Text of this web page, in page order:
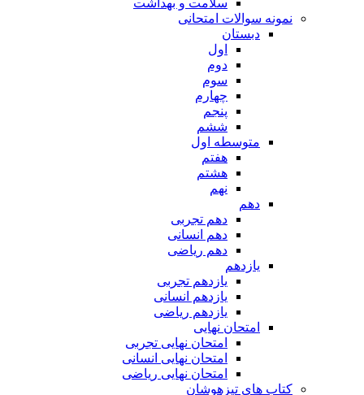
سلامت و بهداشت
نمونه سوالات امتحانی
دبستان
اول
دوم
سوم
چهارم
پنجم
ششم
متوسطه اول
هفتم
هشتم
نهم
دهم
دهم تجربی
دهم انسانی
دهم ریاضی
یازدهم
یازدهم تجربی
یازدهم انسانی
یازدهم ریاضی
امتحان نهایی
امتحان نهایی تجربی
امتحان نهایی انسانی
امتحان نهایی ریاضی
کتاب های تیزهوشان